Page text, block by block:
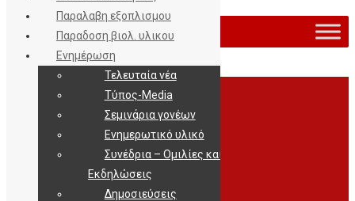
Εισοδος / Εγγραφη
Archives
Παραλαβη εξοπλισμου
Παραδοση βιολ. υλικου
Ενημέρωση
Τελευταία νέα
Τύπος-Media
Σεμινάρια γονέων
Ενημερωτικό υλικό
Συνέδρια – Ομιλίες και
Εκδηλώσεις
Δημοσιεύσεις